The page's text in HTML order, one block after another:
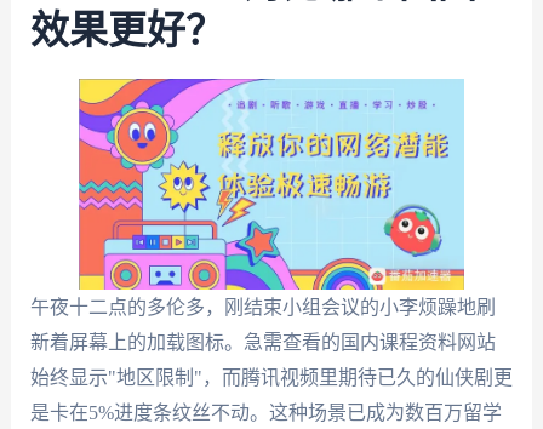
效果更好？
午夜十二点的多伦多，刚结束小组会议的小李烦躁地刷
新着屏幕上的加载图标。急需查看的国内课程资料网站
始终显示"地区限制"，而腾讯视频里期待已久的仙侠剧更
是卡在5%进度条纹丝不动。这种场景已成为数百万留学